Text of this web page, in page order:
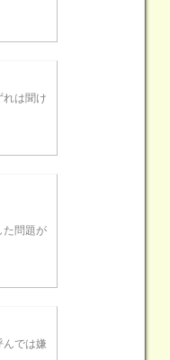
れは聞け
た問題が
んでは嫌